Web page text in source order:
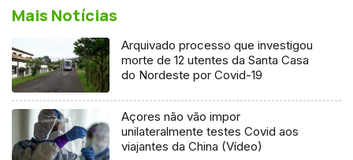
Mais Notícias
Arquivado processo que investigou
morte de 12 utentes da Santa Casa
do Nordeste por Covid-19
Açores não vão impor
unilateralmente testes Covid aos
viajantes da China (Vídeo)